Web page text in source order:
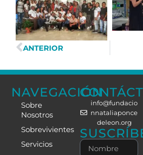
ANTERIOR
NAVEGACIÓN
Sobre
Nosotros
Sobrevivientes
Servicios
info@fundacio
nnataliaponce
deleon.org